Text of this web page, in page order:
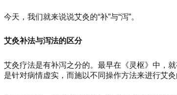
今天，我们就来说说艾灸的“补”与“泻”。
艾灸补法与泻法的区分
艾灸疗法是有补泻之分的。最早在《灵枢》中，
是针对病情虚实，而施以不同操作方法来进行艾灸